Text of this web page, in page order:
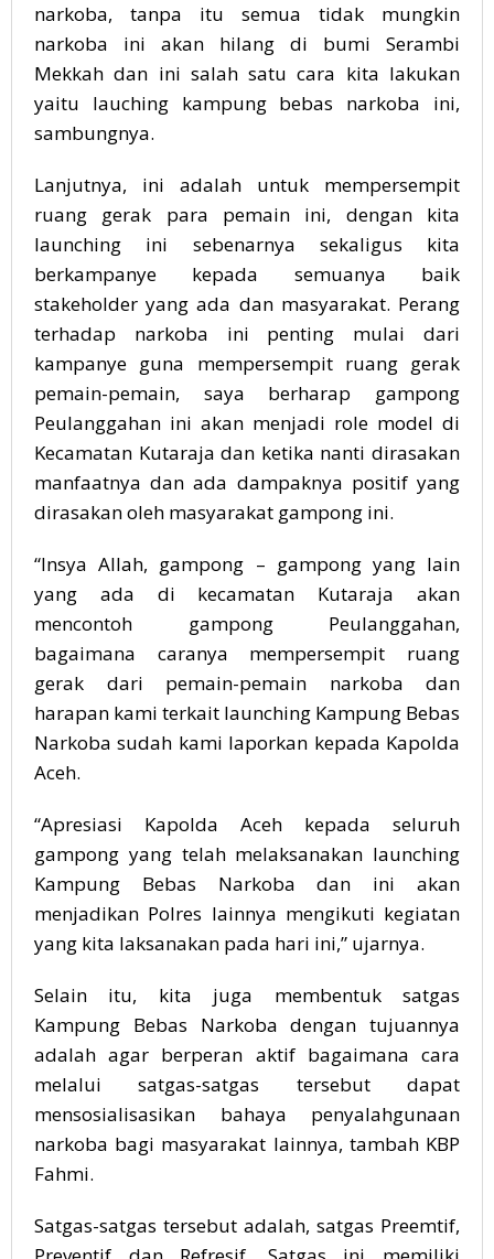
narkoba, tanpa itu semua tidak mungkin
narkoba ini akan hilang di bumi Serambi
Mekkah dan ini salah satu cara kita lakukan
yaitu lauching kampung bebas narkoba ini,
sambungnya.
Lanjutnya, ini adalah untuk mempersempit
ruang gerak para pemain ini, dengan kita
launching ini sebenarnya sekaligus kita
berkampanye kepada semuanya baik
stakeholder yang ada dan masyarakat. Perang
terhadap narkoba ini penting mulai dari
kampanye guna mempersempit ruang gerak
pemain-pemain, saya berharap gampong
Peulanggahan ini akan menjadi role model di
Kecamatan Kutaraja dan ketika nanti dirasakan
manfaatnya dan ada dampaknya positif yang
dirasakan oleh masyarakat gampong ini.
“Insya Allah, gampong – gampong yang lain
yang ada di kecamatan Kutaraja akan
mencontoh gampong Peulanggahan,
bagaimana caranya mempersempit ruang
gerak dari pemain-pemain narkoba dan
harapan kami terkait launching Kampung Bebas
Narkoba sudah kami laporkan kepada Kapolda
Aceh.
“Apresiasi Kapolda Aceh kepada seluruh
gampong yang telah melaksanakan launching
Kampung Bebas Narkoba dan ini akan
menjadikan Polres lainnya mengikuti kegiatan
yang kita laksanakan pada hari ini,” ujarnya.
Selain itu, kita juga membentuk satgas
Kampung Bebas Narkoba dengan tujuannya
adalah agar berperan aktif bagaimana cara
melalui satgas-satgas tersebut dapat
mensosialisasikan bahaya penyalahgunaan
narkoba bagi masyarakat lainnya, tambah KBP
Fahmi.
Satgas-satgas tersebut adalah, satgas Preemtif,